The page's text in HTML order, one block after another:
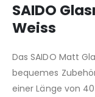
SAIDO
Weiss
Das SAIDO Matt
bequemes
einer Länge von